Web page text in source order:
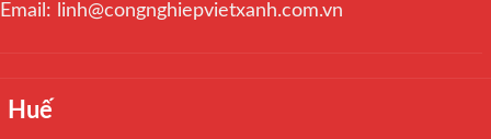
Email: linh@congnghiepvietxanh.com.vn
Huế